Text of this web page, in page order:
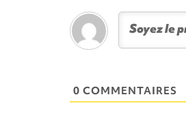
0 COMMENTAIRES